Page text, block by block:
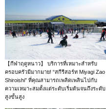
【กีฬาฤดูหนาว】 บริการที่เหมาะสำหรับ
ครอบครัวมีมากมาย! “สกีรีสอร์ท Miyagi Zao
Shiroishi” ที่คุณสามารถเพลิดเพลินไปกับ
ความเหมาะสมตั้งแต่ระดับเริ่มต้นจนถึงระดับ
สูงขั้นสูง